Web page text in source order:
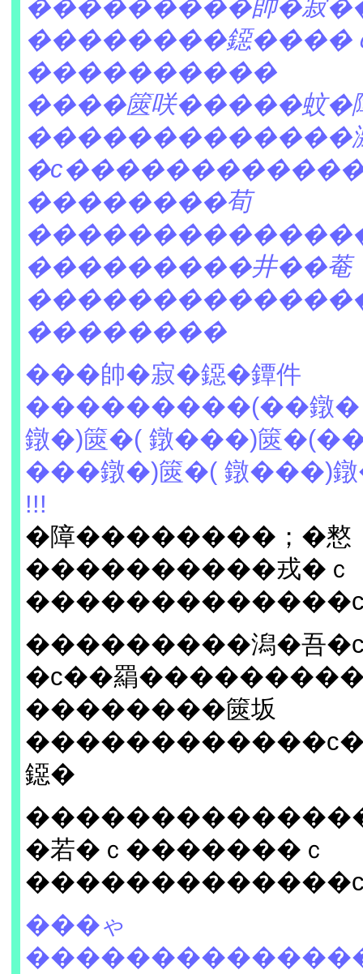
���������帥�寂
��������鐚����
����������
����篋咲�����蚊�
�������������
��������荀
���������井��菴
��������
���帥�寂�鐚�鐔件
���������(��鐓�
鐓�)篋�( 鐓���)篋�(��
���鐓�)篋�( 鐓���)
!!!
�障��������；�憗
����������戎�ｃ
���������潟�吾
�с��羂
��������篋坂
鐚�
�若�ｃ�������ｃ
���ゃ